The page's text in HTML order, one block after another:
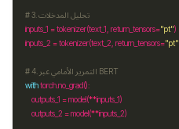
# 3. تحليل المدخلات
inputs_1 = tokenizer(text_1, return_tensors="pt"
inputs_2 = tokenizer(text_2, return_tensors="pt"
# 4. التمرير الأمامي عبر BERT
with torch
    outputs_1
= model(**
    outputs_2
= model(**